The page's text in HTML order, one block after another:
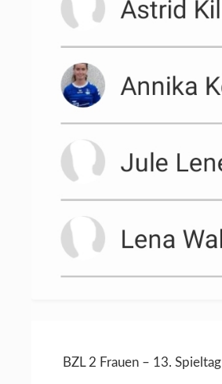
BZL 2 Frauen – 13. Spieltag